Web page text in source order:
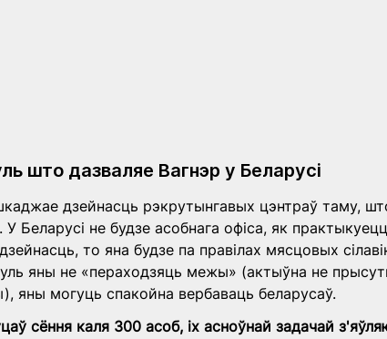
што дазваляе Вагнэр у Беларусі
дзейнасць рэкрутынгавых цэнтраў таму,
Беларусі не будзе асобнага офіса, як
то яна будзе па правілах мясцовых
яны не «пераходзяць межы» (актыўна не
яны могуць спакойна вербаваць беларусаў.
сёння каля 300 асоб, іх асноўнай задачай